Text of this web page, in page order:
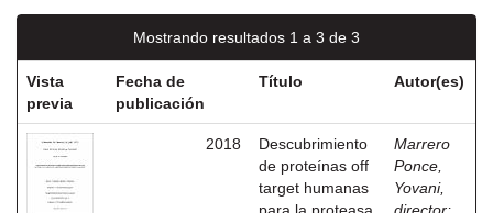
Mostrando resultados 1 a 3 de 3
Vista
previa
Fecha de
publicación
Título Autor(es)
2018
Descubrimiento
de proteínas off
target humanas
Marrero
Ponce,
Yovani,